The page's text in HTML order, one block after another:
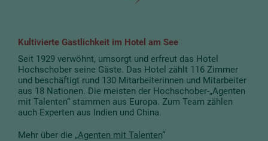
Kultivierte Gastlichkeit im Hotel am See
Seit 1929 verwöhnt, umsorgt und erfreut das Hotel
Hochschober seine Gäste. Das Hotel zählt 116 Zimmer
und beschäftigt rund 130 Mitarbeiterinnen und Mitarbeiter
aus 18 Nationen. Die meisten der Hochschober-„Agenten
mit Talenten“ stammen aus Europa. Zum Team zählen
auch Experten aus Indien und China.
Mehr über die „Agenten mit Talenten“